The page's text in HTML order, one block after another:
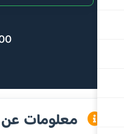
معلومات عن عيار 24